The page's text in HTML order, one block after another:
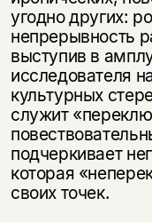
угодно других:
непрерывность
выступив в
исследователя
культурных
служит
подчеркивает
которая
своих точек.